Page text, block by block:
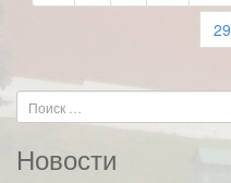
29
Новости